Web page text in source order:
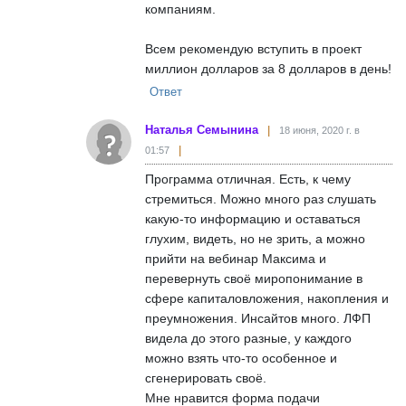
компаниям.
Всем рекомендую вступить в проект
миллион долларов за 8 долларов в день!
Ответ
Наталья Семынина
18 июня, 2020 г. в
01:57
Программа отличная. Есть, к чему
стремиться. Можно много раз слушать
какую-то информацию и оставаться
глухим, видеть, но не зрить, а можно
прийти на вебинар Максима и
перевернуть своё миропонимание в
сфере капиталовложения, накопления и
преумножения. Инсайтов много. ЛФП
видела до этого разные, у каждого
можно взять что-то особенное и
сгенерировать своё.
Мне нравится форма подачи